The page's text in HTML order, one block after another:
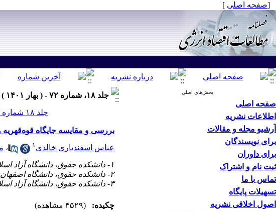
[صفحه اصلی ]
بخش‌های اصلی
صفحه اصلی
اطلاعات نشریه
آرشیو مجله و مقالات
برای نویسندگان
برای داوران
ثبت نام و اشتراک
تماس با ما
تسهیلات پایگاه
اصول اخلاقی نشریه
جلد ۱۸، شماره ۷۲ - ( بهار ۱۴۰۱ )
جلد ۱۸ شماره ۷۲ صفحات ۲۲۶-۲۰۷
بررسی و مقایسه جایگاه قوه‌‌قهریه
عباس اسفندیاری خالدی ۱ ،
۱- دانشکده حقوق، دانشگاه آزاد اسلامی واحد اصفهان (خوراسگان)
۲- دانشکده حقوق، دانشگاه اصفهان ،
۳- دانشکده حقوق، دانشگاه آزاد اسلامی، واحداصفهان خوراسگان
چکیده:
(۴۵۲۹ مشاهده)